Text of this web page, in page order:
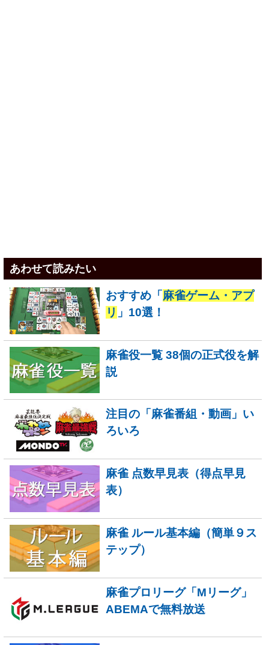
あわせて読みたい
おすすめ「 麻雀ゲーム・アプ
リ 」10選！
麻雀役一覧 38個の正式役を解
説
注目の「麻雀番組・動画」い
ろいろ
麻雀 点数早見表（得点早見
表）
麻雀 ルール基本編（簡単９ス
テップ）
麻雀プロリーグ「Mリーグ」
ABEMAで無料放送